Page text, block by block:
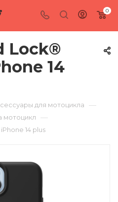
0
Lock®
14
для мотоцикла —
мотоцикл —
14 plus